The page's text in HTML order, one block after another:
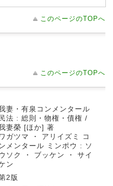
このページのTOPへ
このページのTOPへ
妻・有泉コンメンタール
民法 : 総則・物権・債権 /
妻榮 [ほか] 著
ワガツマ ・ アリイズミ コ
ンメンタール ミンポウ : ソ
ソク ・ ブッケン ・ サイ
ン
2版